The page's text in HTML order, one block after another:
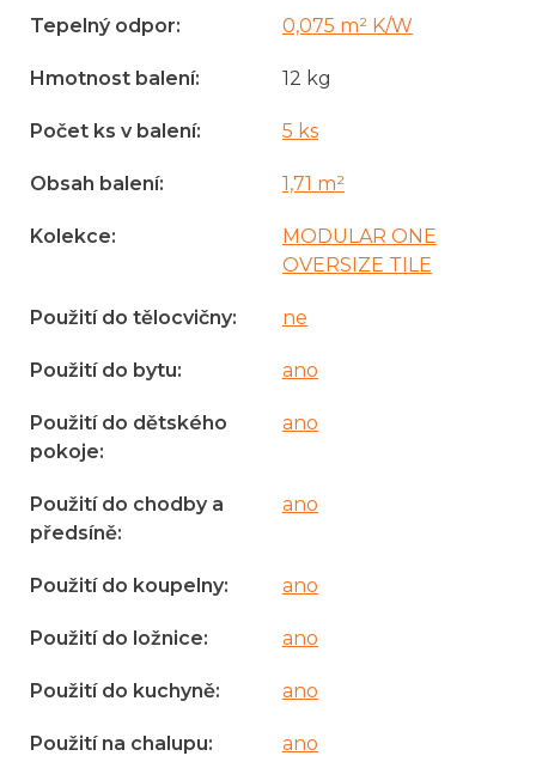
Tepelný odpor: 0,075 m² K/W
Hmotnost balení: 12 kg
Počet ks v balení: 5 ks
Obsah balení: 1,71 m²
Kolekce:
MODULAR ONE
OVERSIZE TILE
Použití do tělocvičny: ne
Použití do bytu: ano
Použití do dětského
pokoje:
ano
Použití do chodby a
předsíně:
ano
Použití do koupelny: ano
Použití do ložnice: ano
Použití do kuchyně: ano
Použití na chalupu: ano